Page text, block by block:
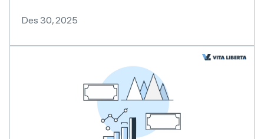
Des 30, 2025